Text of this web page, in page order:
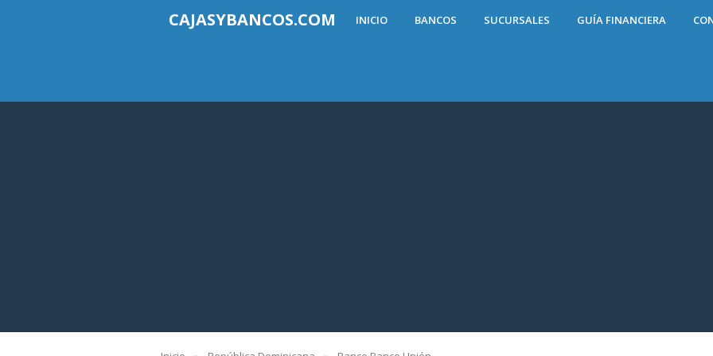
CAJASYBANCOS.COM INICIO BANCOS SUCURSALES GUÍA FINANCIERA